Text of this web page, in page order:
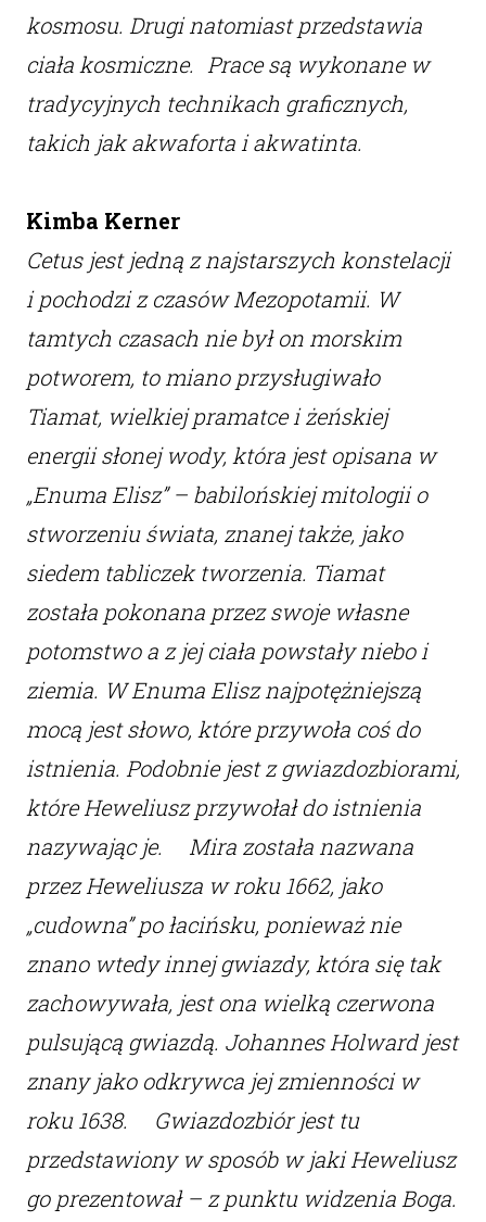
kosmosu. Drugi natomiast przedstawia
ciała kosmiczne. Prace są wykonane w
tradycyjnych technikach graficznych,
takich jak akwaforta i akwatinta.
Kimba Kerner
Cetus jest jedną z najstarszych konstelacji
i pochodzi z czasów Mezopotamii. W
tamtych czasach nie był on morskim
potworem, to miano przysługiwało
Tiamat, wielkiej pramatce i żeńskiej
energii słonej wody, która jest opisana w
„Enuma Elisz” – babilońskiej mitologii o
stworzeniu świata, znanej także, jako
siedem tabliczek tworzenia. Tiamat
została pokonana przez swoje własne
potomstwo a z jej ciała powstały niebo i
ziemia. W Enuma Elisz najpotężniejszą
mocą jest słowo, które przywoła coś do
istnienia. Podobnie jest z gwiazdozbiorami,
które Heweliusz przywołał do istnienia
nazywając je. Mira została nazwana
przez Heweliusza w roku 1662, jako
„cudowna” po łacińsku, ponieważ nie
znano wtedy innej gwiazdy, która się tak
zachowywała, jest ona wielką czerwona
pulsującą gwiazdą. Johannes Holward jest
znany jako odkrywca jej zmienności w
roku 1638. Gwiazdozbiór jest tu
przedstawiony w sposób w jaki Heweliusz
go prezentował – z punktu widzenia Boga.